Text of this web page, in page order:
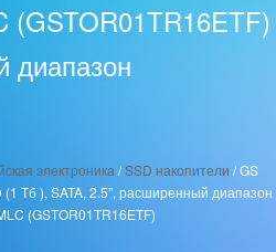
(GSTOR01TR16ETF)
диапазон
электроника /SSD накопители /GS
Тб ), SATA, 2.5”, расширенный диапазон
(GSTOR01TR16ETF)